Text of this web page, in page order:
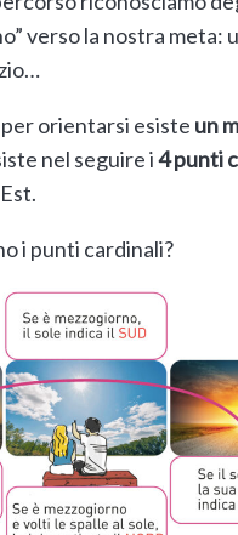
verso la nostra meta:
orientarsi esiste un
nel seguire i4 punti
i punti cardinali?